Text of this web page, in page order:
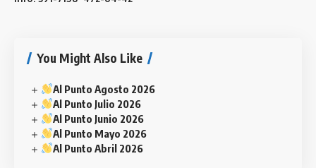
You Might Also Like
Al Punto Agosto 2026
Al Punto Julio 2026
Al Punto Junio 2026
Al Punto Mayo 2026
Al Punto Abril 2026